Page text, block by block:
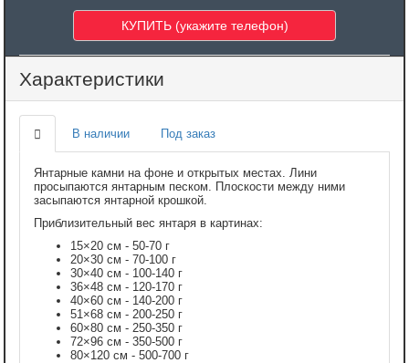
Характеристики
В наличии Под заказ
Янтарные камни на фоне и открытых местах. Лини
просыпаются янтарным песком. Плоскости между ними
засыпаются янтарной крошкой.
Приблизительный вес янтаря в картинах:
15×20 см - 50-70 г
20×30 см - 70-100 г
30×40 см - 100-140 г
36×48 см - 120-170 г
40×60 см - 140-200 г
51×68 см - 200-250 г
60×80 см - 250-350 г
72×96 см - 350-500 г
80×120 см - 500-700 г